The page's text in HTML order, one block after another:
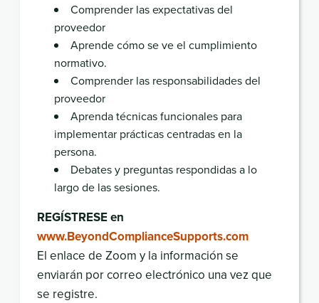
Comprender las expectativas del
proveedor
Aprende cómo se ve el cumplimiento
normativo.
Comprender las responsabilidades del
proveedor
Aprenda técnicas funcionales para
implementar prácticas centradas en la
persona.
Debates y preguntas respondidas a lo
largo de las sesiones.
REGÍSTRESE en
www.BeyondComplianceSupports.com
El enlace de Zoom y la información se
enviarán por correo electrónico una vez que
se registre.